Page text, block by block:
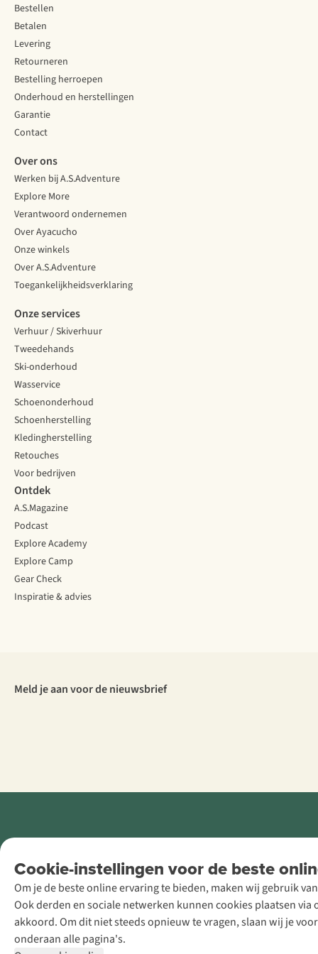
Cookie-instellingen voor de beste
Om je de beste online ervaring te bieden, maken wij gebruik
Ook derden en sociale netwerken kunnen cookies plaatsen
akkoord. Om dit niet steeds opnieuw te vragen, slaan wij je
onderaan alle pagina's.
Bestellen
Betalen
Levering
Retourneren
Bestelling herroepen
Onderhoud en herstellingen
Garantie
Contact
Over ons
Werken bij A.S.Adventure
Explore More
Verantwoord ondernemen
Over Ayacucho
Onze winkels
Over A.S.Adventure
Toegankelijkheidsverklaring
Onze services
Verhuur / Skiverhuur
Tweedehands
Ski-onderhoud
Wasservice
Schoenonderhoud
Schoenherstelling
Kledingherstelling
Retouches
Voor bedrijven
Ontdek
A.S.Magazine
Podcast
Explore Academy
Explore Camp
Gear Check
Inspiratie & advies
Meld je aan voor de nieuwsbrief
Retail Concepts
NV,
Smallandlaan
9, B-2660
Hoboken
+32 (0)3 828